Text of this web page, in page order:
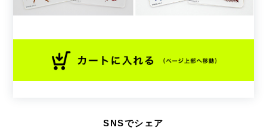
SNSでシェア